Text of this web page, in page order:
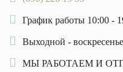
График работы 10:00 -
Выходной - воскресенье
МЫ РАБОТАЕМ И